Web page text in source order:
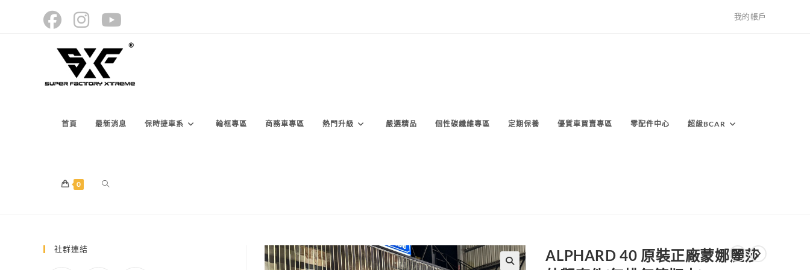
我的帳戶
首頁 最新消息 保時捷車系 輪框專區 商務車專區 熱門升級 嚴選精品 個性碳纖維專區 定期保養 優質車買賣專區 零配件中心 超級BCAR
0 TOGGLE
ALPHARD 40 原裝正廠蒙娜麗莎
社群連結